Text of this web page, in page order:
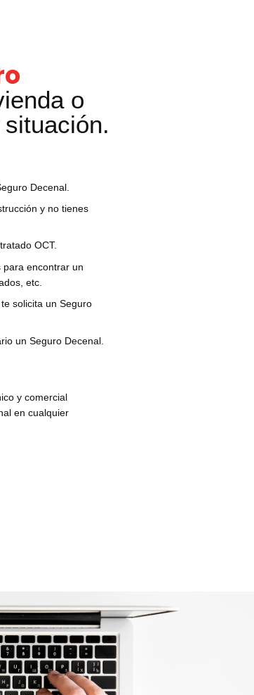
o
Decenal.
y no tienes
OCT.
para encontrar un
etc.
solicita un Seguro
un Seguro Decenal.
y comercial
en cualquier